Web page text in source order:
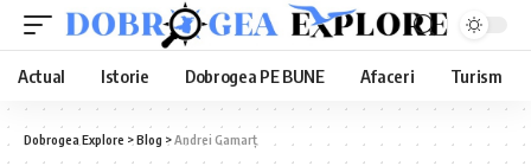
Actual Istorie Dobrogea PE BUNE Afaceri Turism
Dobrogea Explore >Blog >Andrei Gamarț